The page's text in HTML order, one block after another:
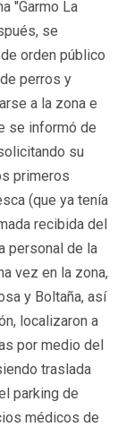
"Garmo La
se
orden público
perros y
a la zona e
se informó de
su
primeros
(que ya tenía
recibida del
personal de la
vez en la zona,
y Boltaña, así
localizaron a
por medio del
traslada
parking de
médicos de